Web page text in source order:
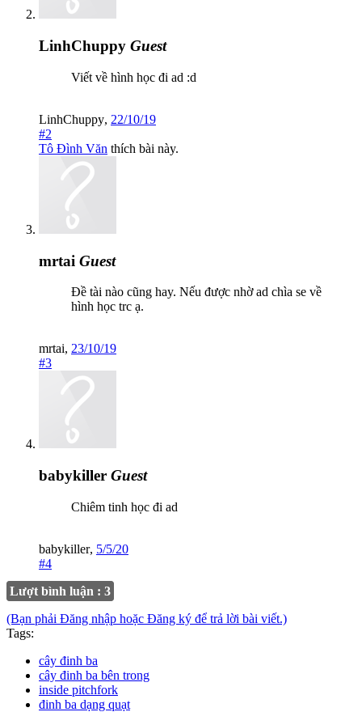
LinhChuppy Guest
Viết về hình học đi ad :d
LinhChuppy, 22/10/19
#2
Tô Đình Văn thích bài này.
mrtai Guest
Đề tài nào cũng hay. Nếu được nhờ ad chìa se về
hình học trc ạ.
mrtai, 23/10/19
#3
babykiller Guest
Chiêm tinh học đi ad
babykiller, 5/5/20
#4
Lượt bình luận : 3
(Bạn phải Đăng nhập hoặc Đăng ký để trả lời bài viết.)
Tags:
cây đinh ba
cây đinh ba bên trong
inside pitchfork
đinh ba dạng quạt